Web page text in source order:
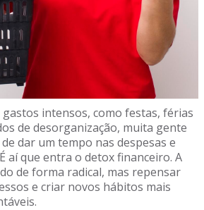
intensos, como festas, férias
de desorganização, muita gente
dar um tempo nas despesas e
aí que entra o detox financeiro. A
de forma radical, mas repensar
e criar novos hábitos mais